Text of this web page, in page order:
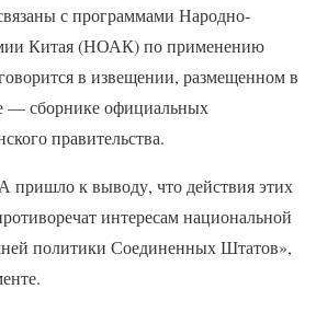
с программами Народно-
Китая (НОАК) по применению
в извещении, размещенном в
— сборнике официальных
правительства.
пришло к выводу, что действия этих
интересам национальной
политики Соединенных Штатов»,